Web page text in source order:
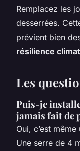
Remplacez les
desserrées.
prévient bien
résilience
Les
Puis-je
jamais fait de
Oui, c’est
Une serre de 4